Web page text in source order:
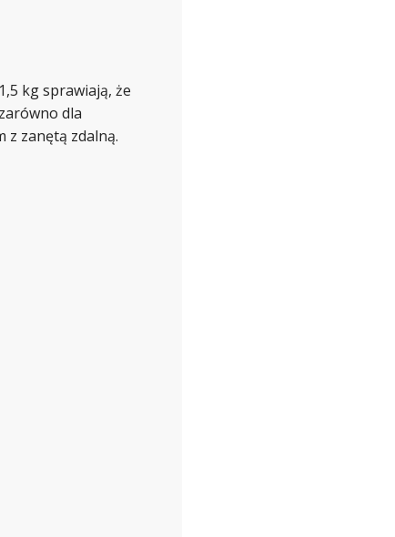
kg sprawiają, że
dla
z zanętą zdalną.